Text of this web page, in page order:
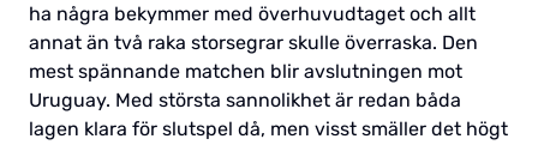
ha några bekymmer med överhuvudtaget och allt
annat än två raka storsegrar skulle överraska. Den
mest spännande matchen blir avslutningen mot
Uruguay. Med största sannolikhet är redan båda
lagen klara för slutspel då, men visst smäller det högt